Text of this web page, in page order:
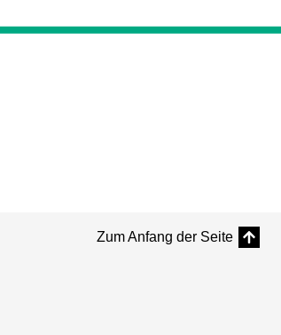
Zum Anfang der Seite